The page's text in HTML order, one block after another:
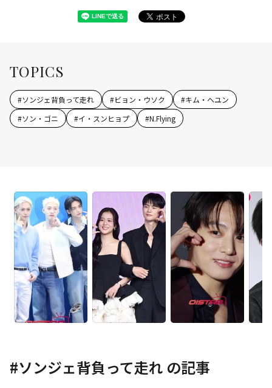
TOPICS
#ソンジェ背負って走れ #ビョン・ウソク #キム・ヘユン
#ソン・ゴニ #イ・スンヒョプ #N.Flying
#ソンジェ背負って走れ の記事